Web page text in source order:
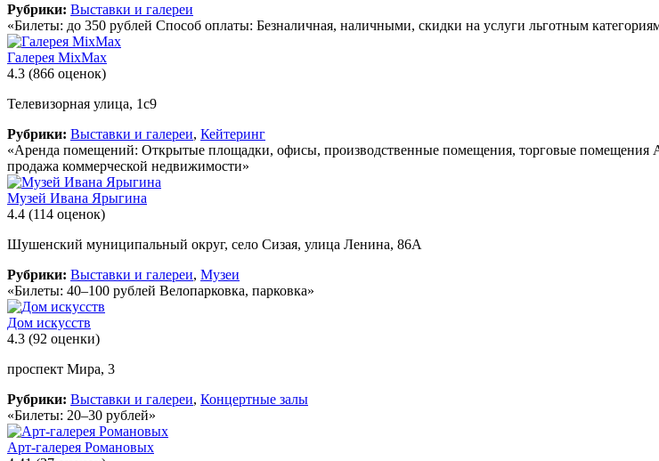
Рубрики: Выставки и галереи
«Билеты: до 350 рублей Способ оплаты: Безналичная, наличными, скидки на услуги льготным
Галерея MixMax
4.3 (866 оценок)
Телевизорная улица, 1с9
Рубрики: Выставки и галереи, Кейтеринг
«Аренда помещений: Открытые площадки, офисы, производственные помещения, торговые помещения
продажа коммерческой недвижимости»
Музей Ивана Ярыгина
4.4 (114 оценок)
Шушенский муниципальный округ, село Сизая, улица Ленина, 86А
Рубрики: Выставки и галереи, Музеи
«Билеты: 40–100 рублей Велопарковка, парковка»
Дом искусств
4.3 (92 оценки)
проспект Мира, 3
Рубрики: Выставки и галереи, Концертные залы
«Билеты: 20–30 рублей»
Арт-галерея Романовых